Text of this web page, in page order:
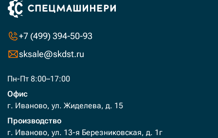
+7 (499) 394-50-93
sksale@skdst.ru
Пн-Пт 8:00–17:00
Офис
г. Иваново, ул. Жиделева, д. 15
Производство
г. Иваново, ул. 13-я Березниковская, д. 1г